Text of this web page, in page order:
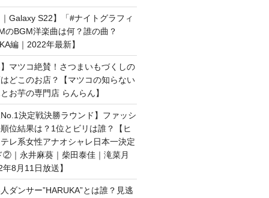
Galaxy S22】「#ナイトグラフィ
のBGM洋楽曲は何？誰の曲？
編｜2022年最新】
マツコ絶賛！さつまいもづくしの
どこのお店？【マツコの知らない
お芋の専門店 らんらん】
決定戦決勝ラウンド】ファッシ
位結果は？1位とビリは誰？【ヒ
レ系女性アナオシャレ日本一決定
②｜永井麻葵｜柴田泰佳｜滝菜月
8月11日放送】
ダンサー”HARUKA”とは誰？見逃